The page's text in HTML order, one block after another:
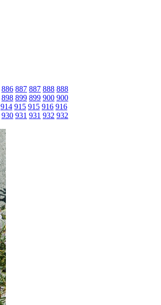
886 887 887 888 888
898 899 899 900 900
914 915 915 916 916
930 931 931 932 932